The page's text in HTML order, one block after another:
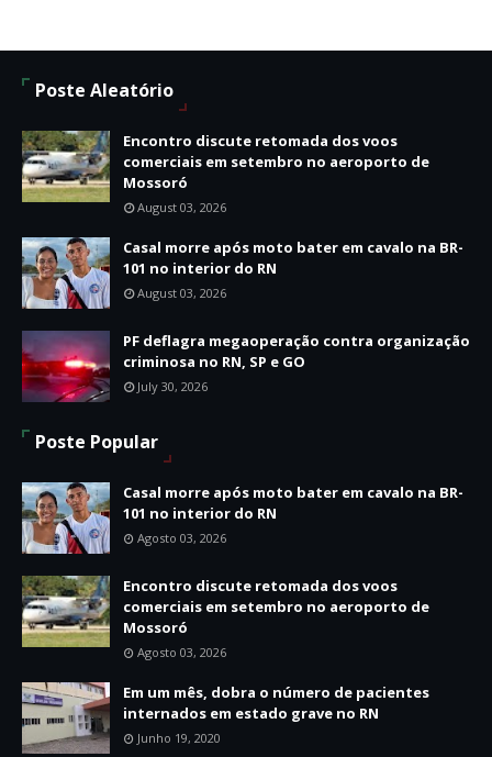
Poste Aleatório
Encontro discute retomada dos voos
comerciais em setembro no aeroporto de
Mossoró
August 03, 2026
Casal morre após moto bater em cavalo na BR-
101 no interior do RN
August 03, 2026
PF deflagra megaoperação contra organização
criminosa no RN, SP e GO
July 30, 2026
Poste Popular
Casal morre após moto bater em cavalo na BR-
101 no interior do RN
Agosto 03, 2026
Encontro discute retomada dos voos
comerciais em setembro no aeroporto de
Mossoró
Agosto 03, 2026
Em um mês, dobra o número de pacientes
internados em estado grave no RN
Junho 19, 2020